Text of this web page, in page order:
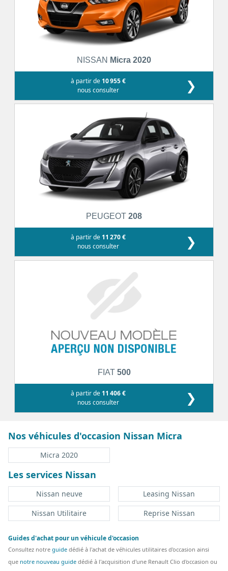
NISSAN Micra 2020
à partir de 10 955 €
nous consulter
❯
PEUGEOT 208
à partir de 11 270 €
nous consulter
❯
FIAT 500
à partir de 11 406 €
nous consulter
❯
Nos véhicules d'occasion Nissan Micra
Micra 2020
Les services Nissan
Nissan neuve
Leasing Nissan
Nissan Utilitaire
Reprise Nissan
Guides d'achat pour un véhicule d'occasion
Consultez notre guide dédié à l'achat de véhicules utilitaires d'occasion ainsi
que notre nouveau guide dédié à l'acquisition d'une Renault Clio d'occasion ou